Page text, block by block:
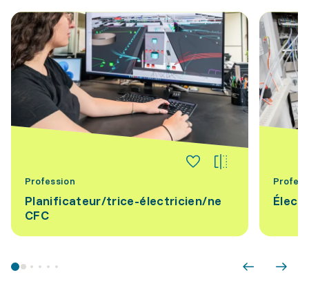
Profession
Planificateur/trice-électricien/ne
CFC